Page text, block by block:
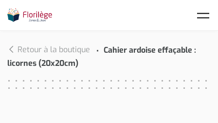
Retour à la boutique
Cahier ardoise effaçable :
licornes (20x20cm)